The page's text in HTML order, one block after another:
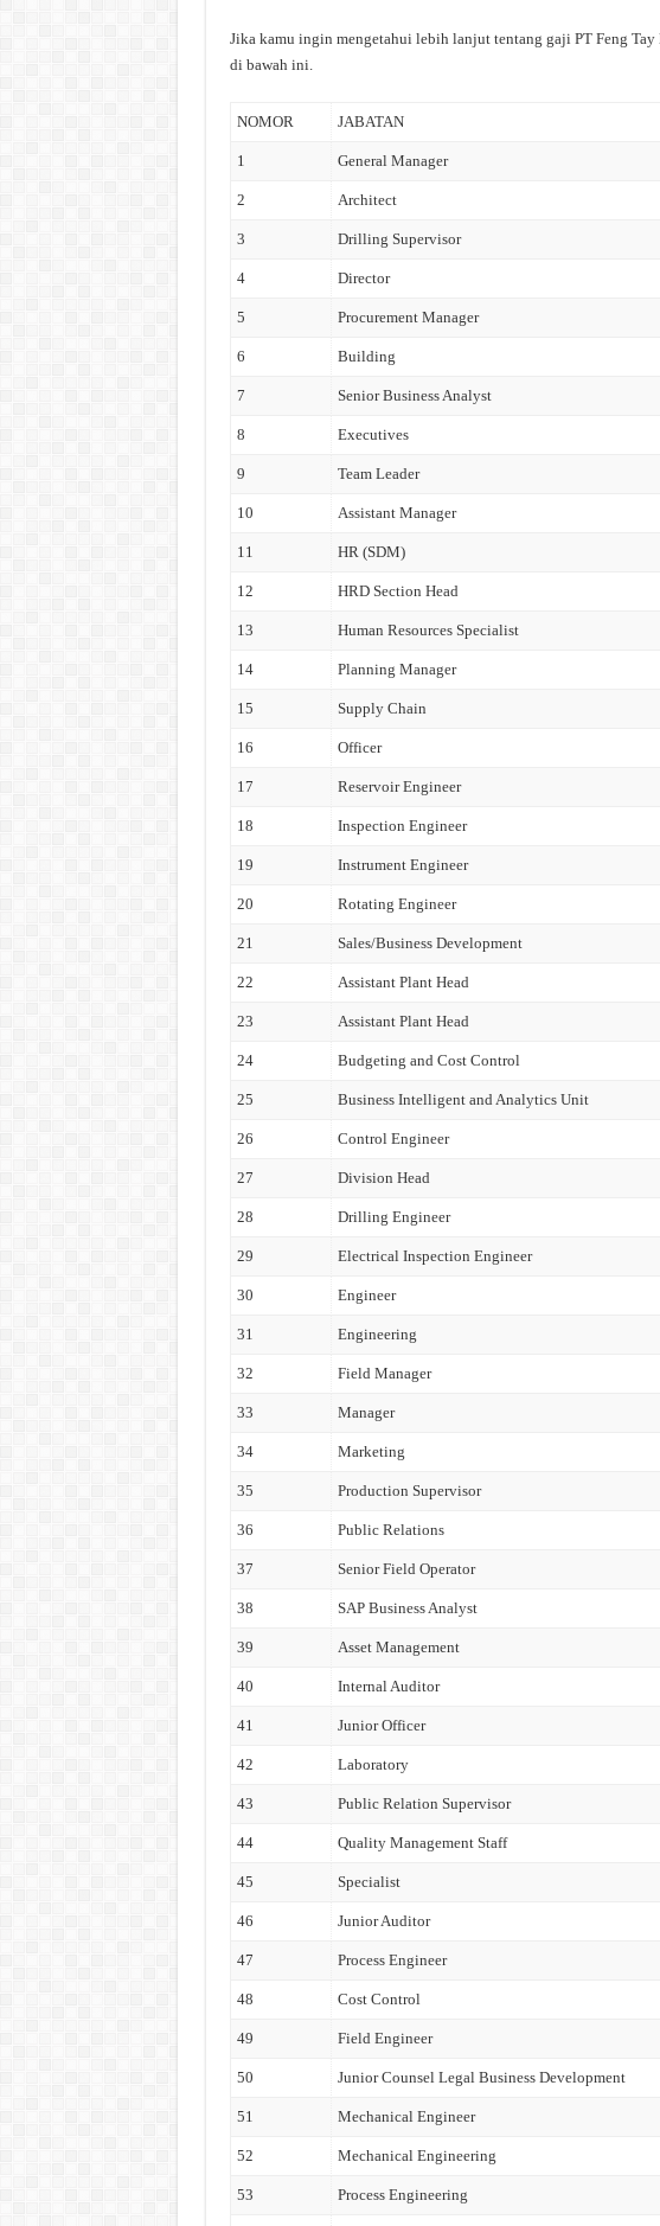
Jika kamu ingin mengetahui lebih lanjut tentang gaji PT Feng
di bawah ini.
NOMOR JABATAN
1 General Manager
2 Architect
3 Drilling Supervisor
4 Director
5 Procurement Manager
6 Building
7 Senior Business Analyst
8 Executives
9 Team Leader
10 Assistant Manager
11 HR (SDM)
12 HRD Section Head
13 Human Resources Specialist
14 Planning Manager
15 Supply Chain
16 Officer
17 Reservoir Engineer
18 Inspection Engineer
19 Instrument Engineer
20 Rotating Engineer
21 Sales/Business Development
22 Assistant Plant Head
23 Assistant Plant Head
24 Budgeting and Cost Control
25 Business Intelligent and Analytics Unit
26 Control Engineer
27 Division Head
28 Drilling Engineer
29 Electrical Inspection Engineer
30 Engineer
31 Engineering
32 Field Manager
33 Manager
34 Marketing
35 Production Supervisor
36 Public Relations
37 Senior Field Operator
38 SAP Business Analyst
39 Asset Management
40 Internal Auditor
41 Junior Officer
42 Laboratory
43 Public Relation Supervisor
44 Quality Management Staff
45 Specialist
46 Junior Auditor
47 Process Engineer
48 Cost Control
49 Field Engineer
50 Junior Counsel Legal Business Development
51 Mechanical Engineer
52 Mechanical Engineering
53 Process Engineering